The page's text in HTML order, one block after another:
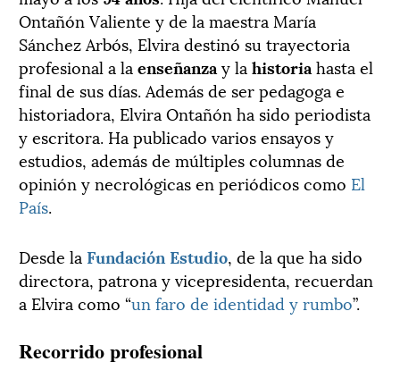
Ontañón Valiente y de la maestra María
Sánchez Arbós, Elvira destinó su trayectoria
profesional a la enseñanza y la historia hasta el
final de sus días. Además de ser pedagoga e
historiadora, Elvira Ontañón ha sido periodista
y escritora. Ha publicado varios ensayos y
estudios, además de múltiples columnas de
opinión y necrológicas en periódicos como El
País.
Desde la Fundación Estudio, de la que ha sido
directora, patrona y vicepresidenta, recuerdan
a Elvira como “un faro de identidad y rumbo”.
Recorrido profesional